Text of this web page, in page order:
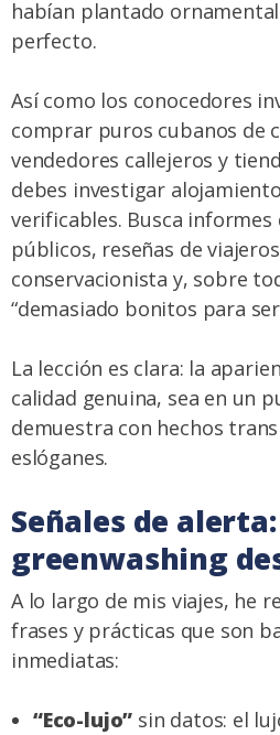
habían plantado
perfecto.
Así como los conocedores
comprar puros cubanos de
vendedores callejeros y
debes investigar
verificables. Busca
públicos, reseñas de
conservacionista y, sobre
“demasiado bonitos para
La lección es clara: la
calidad genuina, sea en un
demuestra con hechos
eslóganes.
Señales de alerta:
greenwashing
A lo largo de mis viajes, he
frases y prácticas que son
inmediatas:
“Eco-lujo” sin datos: el